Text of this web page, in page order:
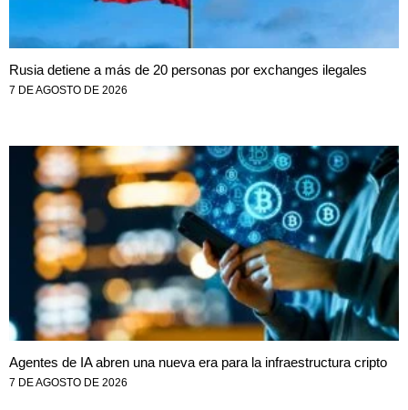
Rusia detiene a más de 20 personas por exchanges ilegales
7 DE AGOSTO DE 2026
Agentes de IA abren una nueva era para la infraestructura cripto
7 DE AGOSTO DE 2026